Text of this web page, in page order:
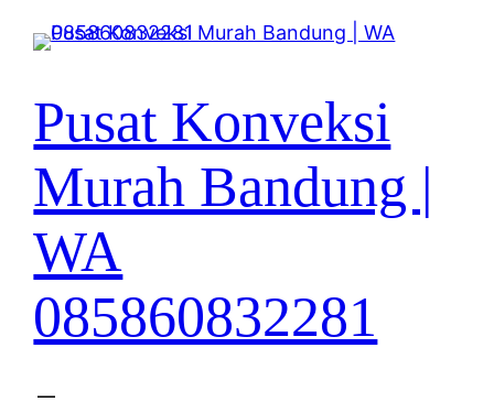
Lewati
Pusat Konveksi
Murah Bandung |
WA
085860832281